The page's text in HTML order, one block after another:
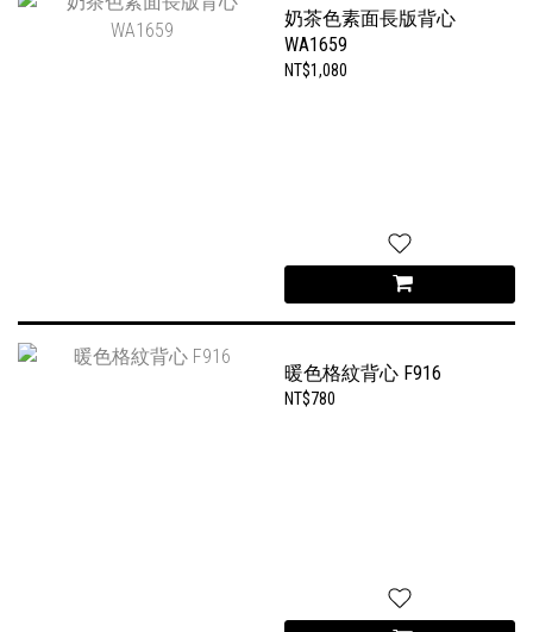
奶茶色素面長版背心
WA1659
NT$1,080
暖色格紋背心 F916
NT$780